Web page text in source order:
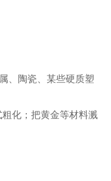
、陶瓷、某些硬质塑
化；把黄金等材料溅